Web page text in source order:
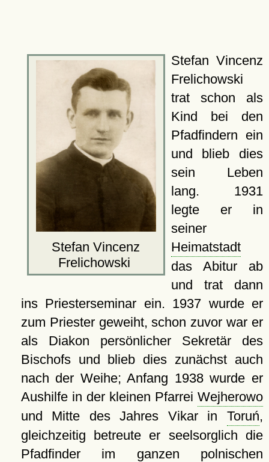
Stefan Vincenz
Frelichowski
Stefan Vincenz
Frelichowski
trat schon als
Kind bei den
Pfadfindern ein
und blieb dies
sein Leben
lang. 1931
legte er in
seiner
Heimatstadt
das Abitur ab
und trat dann
ins Priesterseminar ein. 1937 wurde er
zum Priester geweiht, schon zuvor war er
als Diakon persönlicher Sekretär des
Bischofs und blieb dies zunächst auch
nach der Weihe; Anfang 1938 wurde er
Aushilfe in der kleinen Pfarrei Wejherowo
und Mitte des Jahres Vikar in Toruń,
gleichzeitig betreute er seelsorglich die
Pfadfinder im ganzen polnischen